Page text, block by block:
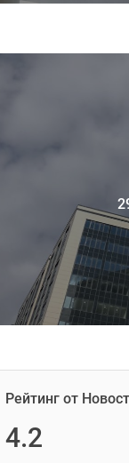
Рейтинг от
4.2